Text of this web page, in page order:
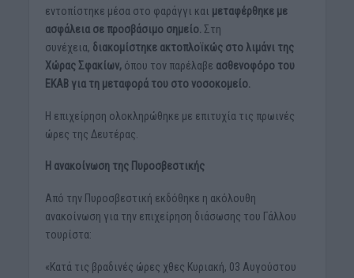
εντοπίστηκε μέσα στο φαράγγι και μεταφέρθηκε με
ασφάλεια σε προσβάσιμο σημείο. Στη
συνέχεια, διακομίστηκε ακτοπλοϊκώς στο λιμάνι της
Χώρας Σφακίων,όπου τον παρέλαβε ασθενοφόρο του
ΕΚΑΒ για τη μεταφορά του στο νοσοκομείο.
Η επιχείρηση ολοκληρώθηκε με επιτυχία τις πρωινές
ώρες της Δευτέρας.
Η ανακοίνωση της Πυροσβεστικής
Από την Πυροσβεστική εκδόθηκε η ακόλουθη
ανακοίνωση για την επιχείρηση διάσωσης του Γάλλου
τουρίστα:
«Κατά τις βραδινές ώρες χθες Κυριακή, 03 Αυγούστου